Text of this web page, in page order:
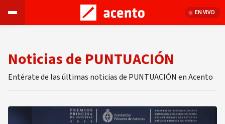
EN VIVO
Noticias de PUNTUACIÓN
Entérate de las últimas noticias de PUNTUACIÓN en Acento